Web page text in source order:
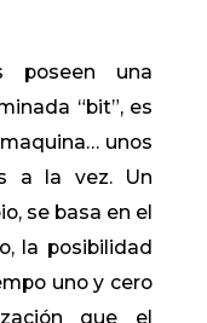
poseen una
“bit”, es
unos
a la vez. Un
se basa en el
la posibilidad
uno y cero
que el